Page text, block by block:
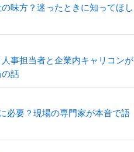
味方？迷ったときに知ってほし
事担当者と企業内キャリコンが
話
必要？現場の専門家が本音で語